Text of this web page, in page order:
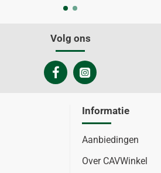
Volg ons
Informatie
Aanbiedingen
Over CAVWinkel